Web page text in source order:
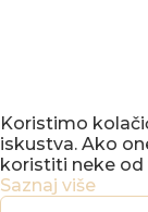
Koristimo
iskustva. Ako
koristiti neke od
Saznaj više